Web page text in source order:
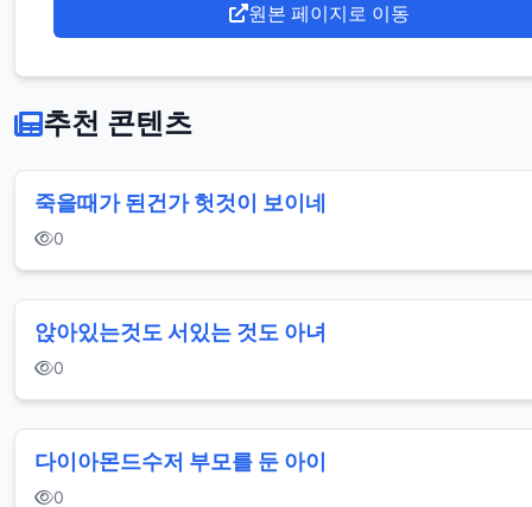
원본 페이지로 이동
추천 콘텐츠
죽을때가 된건가 헛것이 보이네
0
앉아있는것도 서있는 것도 아녀
0
다이아몬드수저 부모를 둔 아이
0